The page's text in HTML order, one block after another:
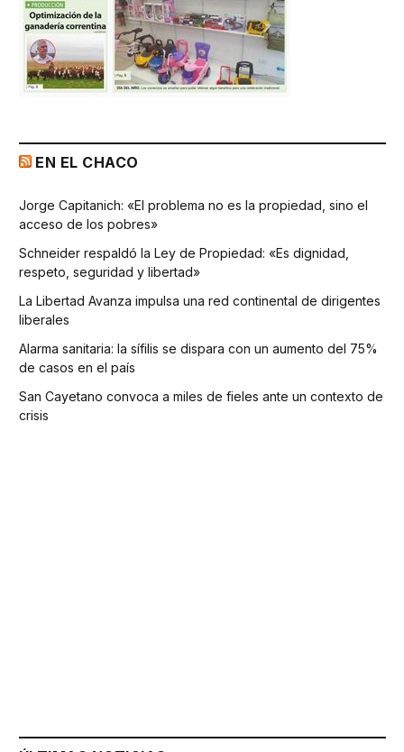
EN EL CHACO
Jorge Capitanich: «El problema no es la propiedad, sino el
acceso de los pobres»
Schneider respaldó la Ley de Propiedad: «Es dignidad,
respeto, seguridad y libertad»
La Libertad Avanza impulsa una red continental de dirigentes
liberales
Alarma sanitaria: la sífilis se dispara con un aumento del 75%
de casos en el país
San Cayetano convoca a miles de fieles ante un contexto de
crisis